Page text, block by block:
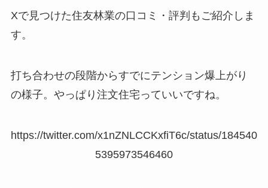
Xで見つけた住友林業の口コミ・評判もご紹介しま
す。
打ち合わせの段階からすでにテンション爆上がり
の様子。やっぱり注文住宅っていいですね。
https://twitter.com/x1nZNLCCKxfiT6c/status/184540
5395973546460